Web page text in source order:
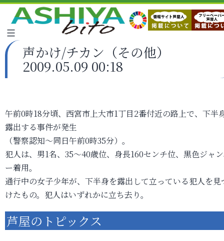
声かけ/チカン（その他）
2009.05.09 00:18
午前0時18分頃、西宮市上大市1丁目2番付近の路上で、下半
露出する事件が発生
（警察認知～同日午前0時35分）。
犯人は、男1名、35～40歳位、身長160センチ位、黒色ジャ
ー着用。
通行中の女子少年が、下半身を露出して立っている犯人を見
けたもの。犯人はいずれかに立ち去り。
芦屋のトピックス